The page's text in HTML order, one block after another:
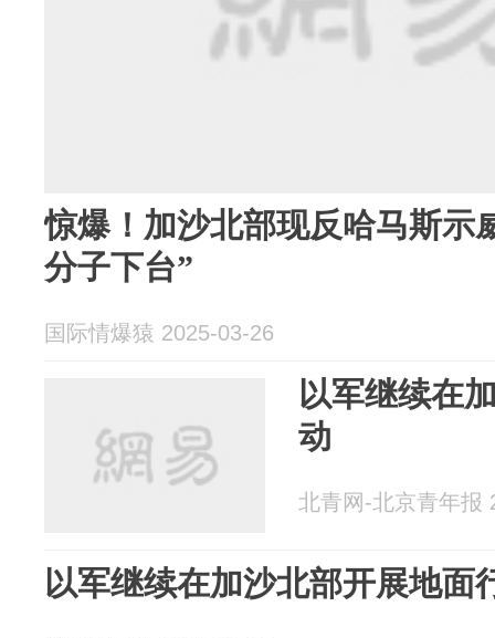
惊爆！加沙北部现反哈马斯示
分子下台”
国际情爆猿 2025-03-26
以军继续在
动
北青网-北京青年报
以军继续在加沙北部开展地面